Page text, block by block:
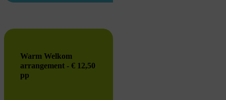
Warm Welkom
arrangement - € 12,50
pp